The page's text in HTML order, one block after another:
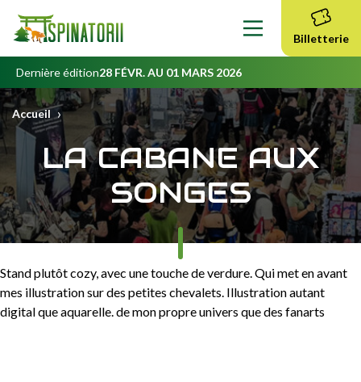
principal
Billetterie
Dernière édition28 FÉVR. AU 01 MARS 2026
Accueil ›
LA CABANE AUX
SONGES
Stand plutôt cozy, avec une touche de verdure. Qui met en avant
mes illustration sur des petites chevalets. Illustration autant
digital que aquarelle. de mon propre univers que des fanarts